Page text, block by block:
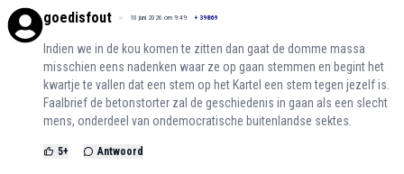
goedisfout 10 juni 2026 om 9:49 + 39869
Indien we in de kou komen te zitten dan gaat de domme massa
misschien eens nadenken waar ze op gaan stemmen en begint het
kwartje te vallen dat een stem op het Kartel een stem tegen jezelf is.
Faalbrief de betonstorter zal de geschiedenis in gaan als een slecht
mens, onderdeel van ondemocratische buitenlandse sektes.
5+ Antwoord